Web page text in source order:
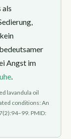
Angst im
.
lavandula oil
conditions: An
PMID: